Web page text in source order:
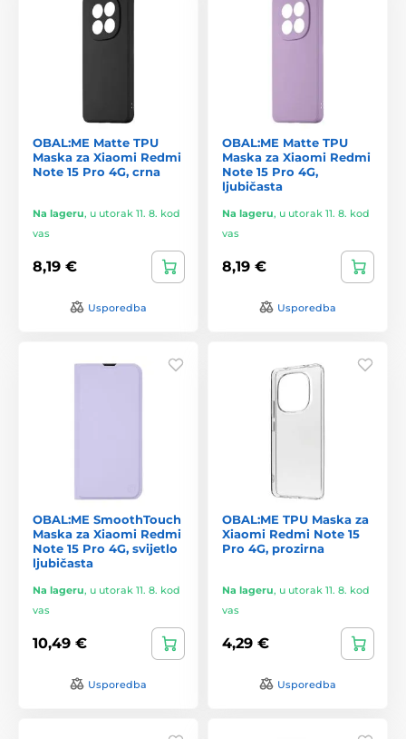
OBAL:ME Matte TPU
Maska za Xiaomi Redmi
Note 15 Pro 4G, crna
Na lageru, u utorak 11. 8. kod
vas
8,19 €
Usporedba
OBAL:ME Matte TPU
Maska za Xiaomi Redmi
Note 15 Pro 4G,
ljubičasta
Na lageru, u utorak 11. 8. kod
vas
8,19 €
Usporedba
OBAL:ME SmoothTouch
Maska za Xiaomi Redmi
Note 15 Pro 4G, svijetlo
ljubičasta
Na lageru, u utorak 11. 8. kod
vas
10,49 €
Usporedba
OBAL:ME TPU Maska za
Xiaomi Redmi Note 15
Pro 4G, prozirna
Na lageru, u utorak 11. 8. kod
vas
4,29 €
Usporedba